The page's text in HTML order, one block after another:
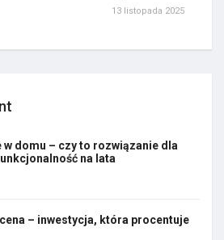
13 listopada 2025
w domu – czy to rozwiązanie dla
na lata
– inwestycja, która procentuje